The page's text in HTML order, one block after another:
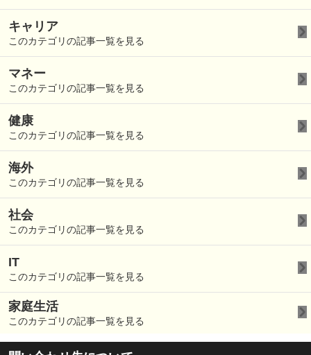
キャリア
このカテゴリの記事一覧を見る
マネー
このカテゴリの記事一覧を見る
健康
このカテゴリの記事一覧を見る
海外
このカテゴリの記事一覧を見る
社会
このカテゴリの記事一覧を見る
IT
このカテゴリの記事一覧を見る
家庭生活
このカテゴリの記事一覧を見る